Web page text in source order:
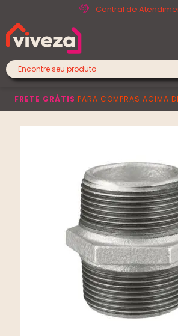
Central de
FRETE GRÁTIS PARA COMPRAS ACIMA